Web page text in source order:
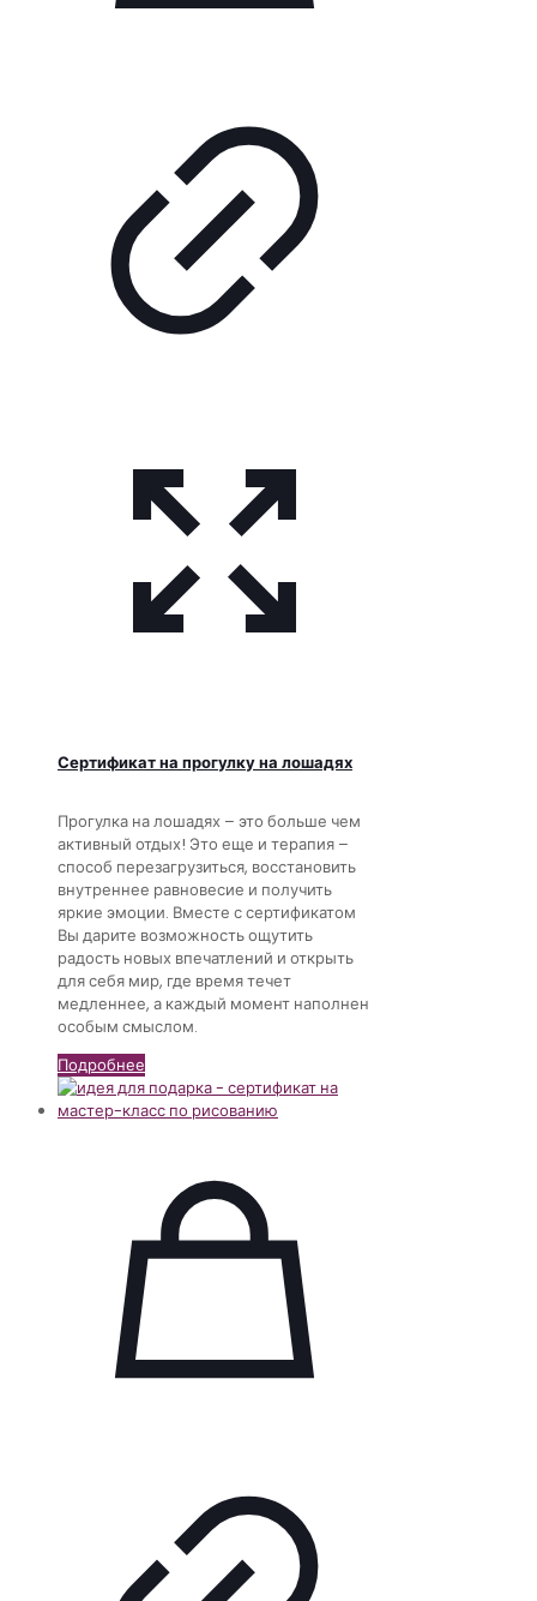
Сертификат на прогулку на лошадях
Прогулка на лошадях – это больше чем
активный отдых! Это еще и терапия –
способ перезагрузиться, восстановить
внутреннее равновесие и получить
яркие эмоции. Вместе с сертификатом
Вы дарите возможность ощутить
радость новых впечатлений и открыть
для себя мир, где время течет
медленнее, а каждый момент наполнен
особым смыслом.
Подробнее